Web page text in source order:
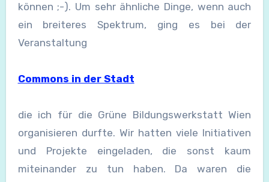
können ;-). Um sehr ähnliche Dinge, wenn auch
ein breiteres Spektrum, ging es bei der
Veranstaltung
Commons in der Stadt
die ich für die Grüne Bildungswerkstatt Wien
organisieren durfte. Wir hatten viele Initiativen
und Projekte eingeladen, die sonst kaum
miteinander zu tun haben. Da waren die